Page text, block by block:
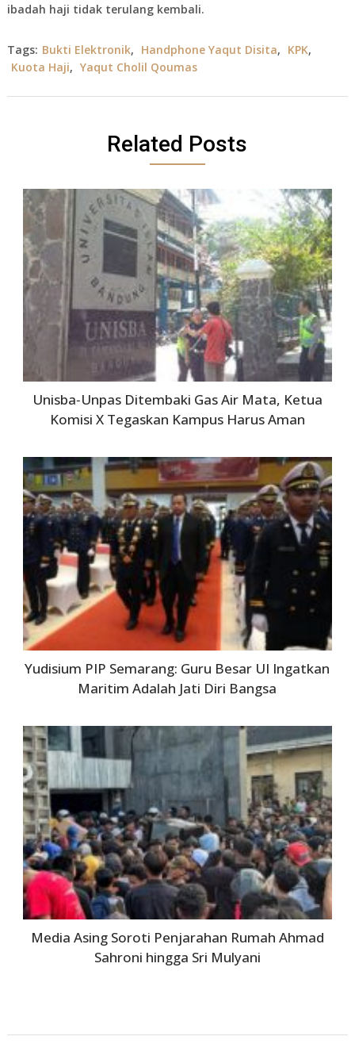
ibadah haji tidak terulang kembali.
Tags: Bukti Elektronik, Handphone Yaqut Disita, KPK,
Kuota Haji, Yaqut Cholil Qoumas
Related Posts
Unisba‑Unpas Ditembaki Gas Air Mata, Ketua
Komisi X Tegaskan Kampus Harus Aman
Yudisium PIP Semarang: Guru Besar UI Ingatkan
Maritim Adalah Jati Diri Bangsa
Media Asing Soroti Penjarahan Rumah Ahmad
Sahroni hingga Sri Mulyani